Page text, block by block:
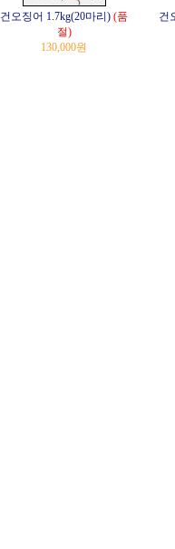
건오징어 1.7kg(20마리) (품
절)
130,000원
건